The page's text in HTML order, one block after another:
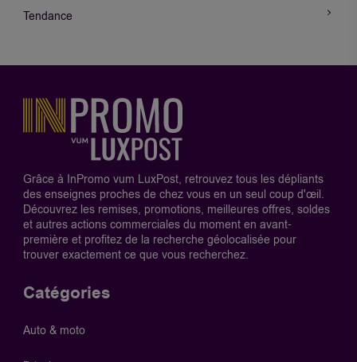
Tendance
Grâce à InPromo vum LuxPost, retrouvez tous les dépliants
des enseignes proches de chez vous en un seul coup d'œil.
Découvrez les remises, promotions, meilleures offres, soldes
et autres actions commerciales du moment en avant-
première et profitez de la recherche géolocalisée pour
trouver exactement ce que vous recherchez.
Catégories
Auto & moto